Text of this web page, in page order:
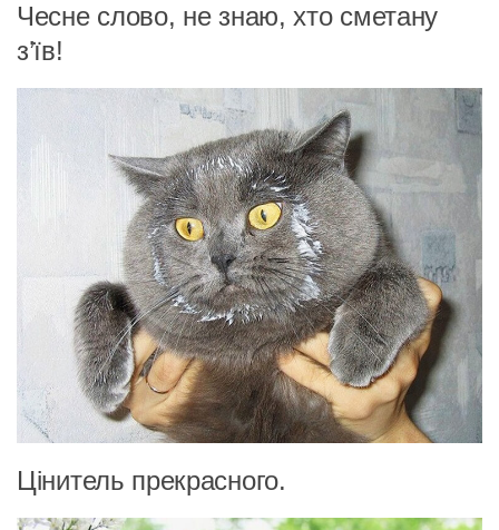
Чесне слово, не знаю, хто сметану
з’їв!
Цінитель прекрасного.